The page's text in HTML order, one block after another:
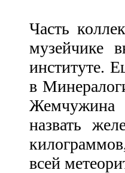
Часть
музейчике
институте.
в
Жемчужина
назвать
всей